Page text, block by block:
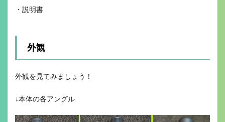
・説明書
外観
外観を見てみましょう！
↓本体の各アングル